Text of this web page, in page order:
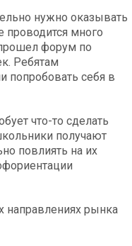
нужно оказывать
проводится много
форум по
Ребятам
попробовать себя в
что-то сделать
получают
повлиять на их
направлениях рынка